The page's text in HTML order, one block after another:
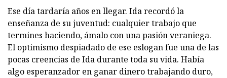
Ese día tardaría años en llegar. Ida recordó la
enseñanza de su juventud: cualquier trabajo que
termines haciendo, ámalo con una pasión veraniega.
El optimismo despiadado de ese eslogan fue una de las
pocas creencias de Ida durante toda su vida. Había
algo esperanzador en ganar dinero trabajando duro,